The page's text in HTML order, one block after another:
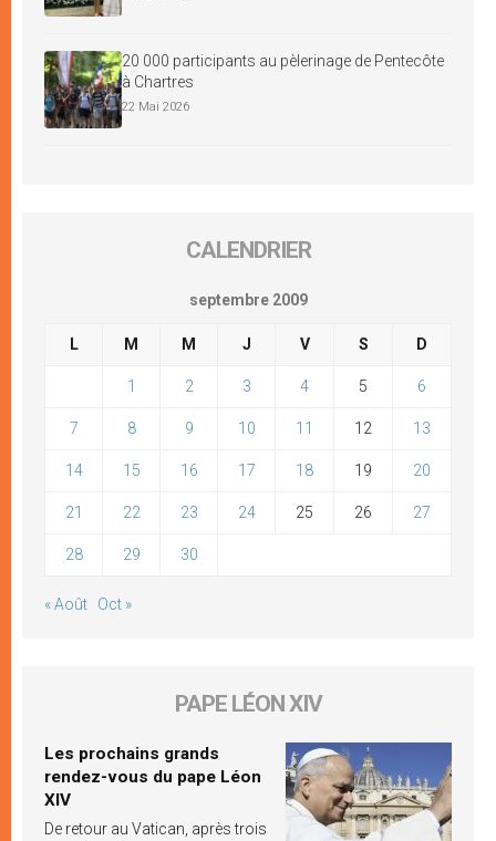
20 000 participants au pèlerinage de Pentecôte
à Chartres
22 Mai 2026
CALENDRIER
septembre 2009
L M M J V S D
1 2 3 4 5 6
7 8 9 10 11 12 13
14 15 16 17 18 19 20
21 22 23 24 25 26 27
28 29 30
« Août Oct »
PAPE LÉON XIV
Les prochains grands
rendez-vous du pape Léon
XIV
De retour au Vatican, après trois